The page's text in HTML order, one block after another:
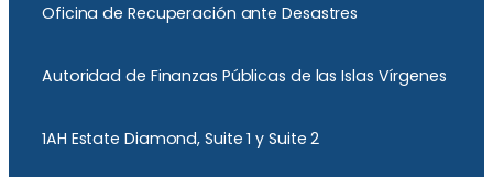
Oficina de Recuperación ante Desastres
Autoridad de Finanzas Públicas de las Islas Vírgenes
1AH Estate Diamond, Suite 1 y Suite 2